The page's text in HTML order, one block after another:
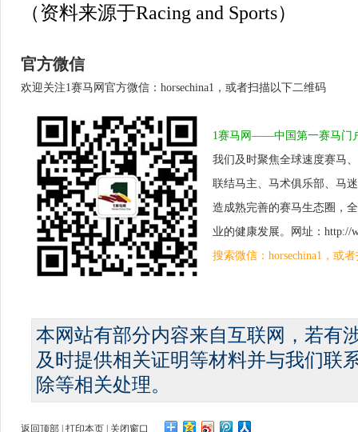
（资料来源于Racing and Sports）
官方微信
欢迎关注1赛马网官方微信：horsechina1，或者扫描以下二维码
1赛马网——中国第一赛马门
我们及时聚焦全球速度赛马
联结马主、马术俱乐部、马
造成熟完善的赛马生态圈，
业的健康发展。网址：http://
搜索微信：horsechina1，或
本网站有部分内容来自互联网，若有
及时提供相关证明等材料并与我们联
除等相关处理。
返回顶部 打印本页 关闭窗口